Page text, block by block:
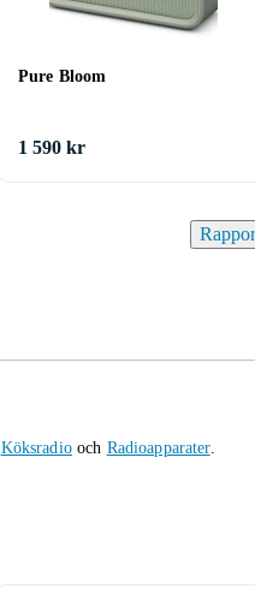
Pure Bloom
1 590 kr
Köksradiooch Radioapparater.